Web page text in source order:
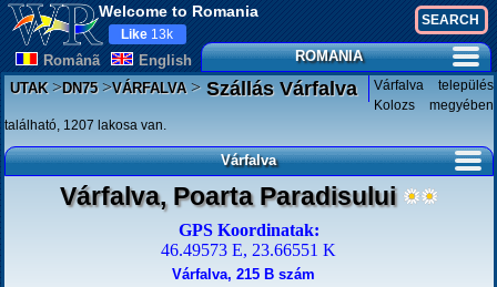
Welcome to Romania
Românã English
Like 13k
ROMANIA
UTAK>DN75>VÁRFALVA>Szállás Várfalva
Várfalva település
Kolozs megyében
található, 1207 lakosa van.
Várfalva
Várfalva, Poarta Paradisului
GPS Koordinatak:
46.49573 E, 23.66551 K
Várfalva, 215 B szám